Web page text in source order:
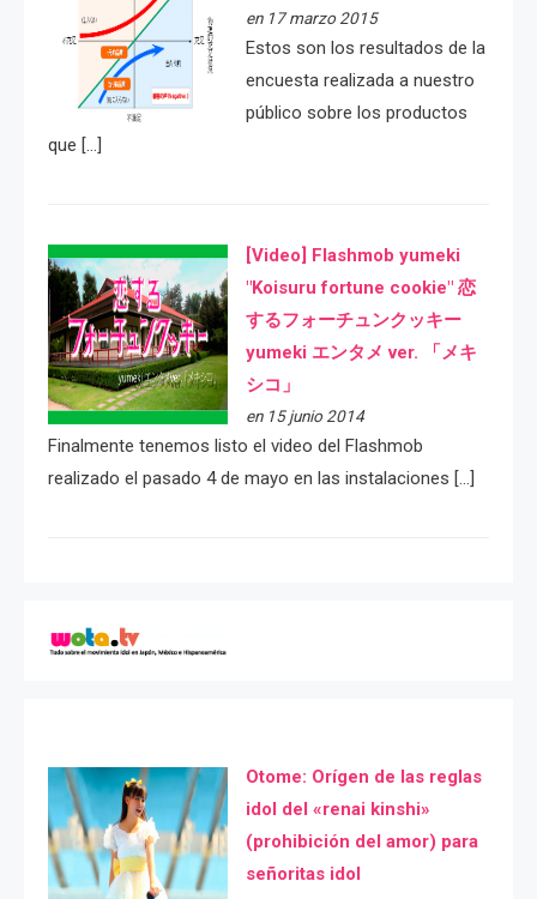
en 17 marzo 2015
Estos son los resultados de la
encuesta realizada a nuestro
público sobre los productos
que […]
[Video] Flashmob yumeki
"Koisuru fortune cookie" 恋
するフォーチュンクッキー
yumeki エンタメ ver. 「メキ
シコ」
en 15 junio 2014
Finalmente tenemos listo el video del Flashmob
realizado el pasado 4 de mayo en las instalaciones […]
Otome: Orígen de las reglas
idol del «renai kinshi»
(prohibición del amor) para
señoritas idol